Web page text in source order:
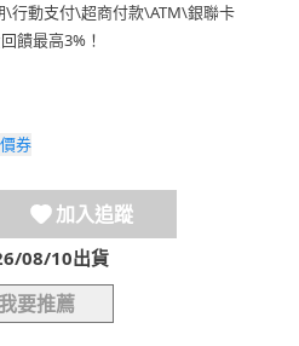
\行動支付\超商付款\ATM\銀聯卡
饋最高3%！
券
加入追蹤
08/10出貨
要推薦